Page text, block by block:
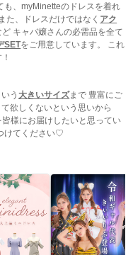
も、myMinetteのドレスを着れ
た、ドレスだけではなく アク
ど キャバ嬢さんの必需品を全て
SETをご用意しています。 これ
う大きいサイズまで 豊富にご
欲しくないという思いから
様にお届けしたいと思ってい
けてください♡